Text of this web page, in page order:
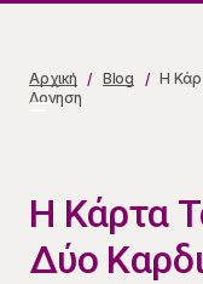
Αρχική Blog
Η
Δονηση
Η Κάρτα
Δύο